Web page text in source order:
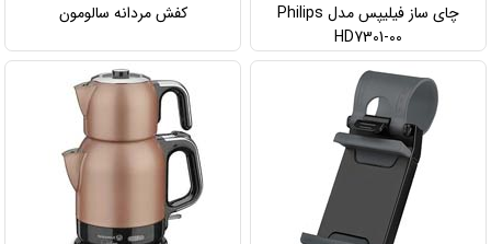
چای ساز فیلیپس مدل Philips
HD7301-00
کفش مردانه سالومون